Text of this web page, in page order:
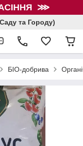
⋙
та Городу)
БІО-добрива